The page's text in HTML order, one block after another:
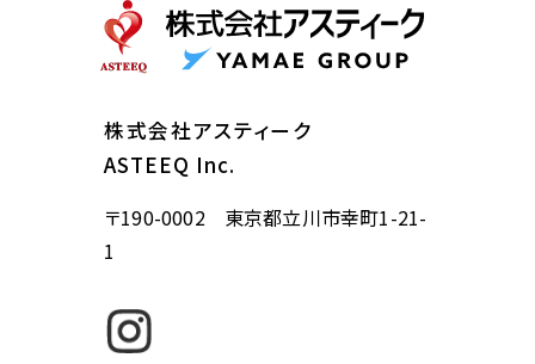
株式会社アスティーク
ASTEEQ Inc.
〒190-0002 東京都立川市幸町1-21-
1